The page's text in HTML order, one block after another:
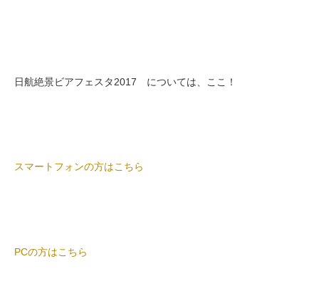
日航絶景ビアフェスタ2017 については、ここ！
スマートフォンの方はこちら
PCの方はこちら